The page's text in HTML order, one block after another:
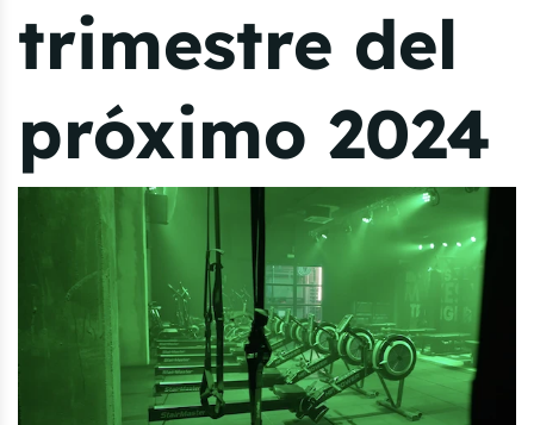
trimestre del
próximo 2024